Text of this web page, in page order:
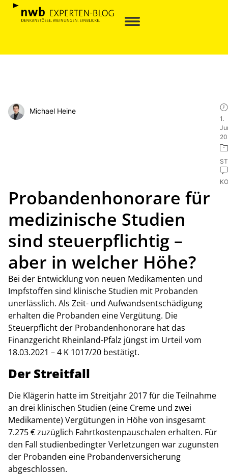
Michael Heine
1.
Probandenhonorare für
medizinische Studien
sind steuerpflichtig –
aber in welcher Höhe?
Bei der Entwicklung von neuen Medikamenten und
Impfstoffen sind klinische Studien mit Probanden
unerlässlich. Als Zeit- und Aufwandsentschädigung
erhalten die Probanden eine Vergütung. Die
Steuerpflicht der Probandenhonorare hat das
Finanzgericht Rheinland-Pfalz jüngst im Urteil vom
18.03.2021 – 4 K 1017/20 bestätigt.
Der Streitfall
Die Klägerin hatte im Streitjahr 2017 für die Teilnahme
an drei klinischen Studien (eine Creme und zwei
Medikamente) Vergütungen in Höhe von insgesamt
7.275 € zuzüglich Fahrtkostenpauschalen erhalten. Für
den Fall studienbedingter Verletzungen war zugunsten
der Probanden eine Probandenversicherung
abgeschlossen.